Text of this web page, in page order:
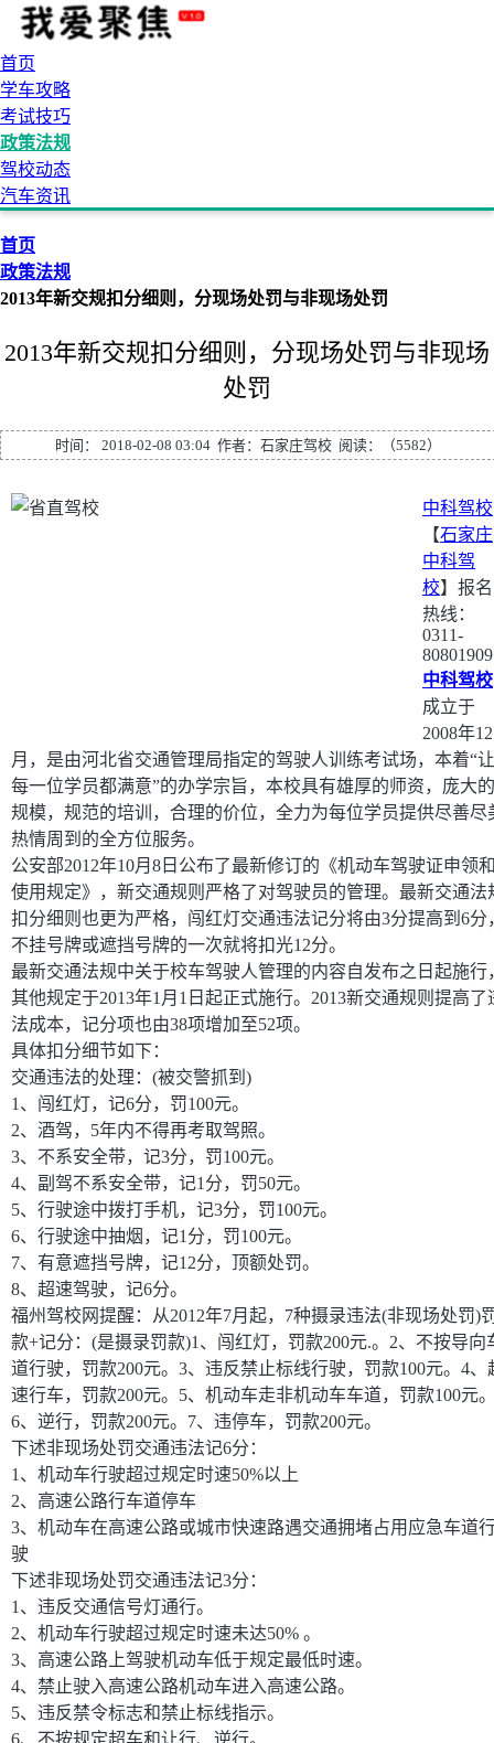
首页
学车攻略
考试技巧
政策法规
驾校动态
汽车资讯
首页
政策法规
2013年新交规扣分细则，分现场处罚与非现场处罚
2013年新交规扣分细则，分现场处罚与非现场
处罚
时间： 2018-02-08 03:04 作者： 石家庄驾校 阅读：（5582）
中科驾校
【石家庄
中科驾
校】报名
热线：
0311-
80801909
中科驾校
成立于
2008年12
月，是由河北省交通管理局指定的驾驶人训练考试场，本着“让
每一位学员都满意”的办学宗旨，本校具有雄厚的师资，庞大的
规模，规范的培训，合理的价位，全力为每位学员提供尽善尽
热情周到的全方位服务。
公安部2012年10月8日公布了最新修订的《机动车驾驶证申领
使用规定》，新交通规则严格了对驾驶员的管理。最新交通法
扣分细则也更为严格，闯红灯交通违法记分将由3分提高到6分
不挂号牌或遮挡号牌的一次就将扣光12分。
最新交通法规中关于校车驾驶人管理的内容自发布之日起施行
其他规定于2013年1月1日起正式施行。2013新交通规则提高了
法成本，记分项也由38项增加至52项。
具体扣分细节如下：
交通违法的处理：(被交警抓到)
1、闯红灯，记6分，罚100元。
2、酒驾，5年内不得再考取驾照。
3、不系安全带，记3分，罚100元。
4、副驾不系安全带，记1分，罚50元。
5、行驶途中拨打手机，记3分，罚100元。
6、行驶途中抽烟，记1分，罚100元。
7、有意遮挡号牌，记12分，顶额处罚。
8、超速驾驶，记6分。
福州驾校网提醒：从2012年7月起，7种摄录违法(非现场处罚)
款+记分：(是摄录罚款)1、闯红灯，罚款200元.。2、不按导向
道行驶，罚款200元。3、违反禁止标线行驶，罚款100元。4、
速行车，罚款200元。5、机动车走非机动车车道，罚款100元
6、逆行，罚款200元。7、违停车，罚款200元。
下述非现场处罚交通违法记6分：
1、机动车行驶超过规定时速50%以上
2、高速公路行车道停车
3、机动车在高速公路或城市快速路遇交通拥堵占用应急车道
驶
下述非现场处罚交通违法记3分：
1、违反交通信号灯通行。
2、机动车行驶超过规定时速未达50% 。
3、高速公路上驾驶机动车低于规定最低时速。
4、禁止驶入高速公路机动车进入高速公路。
5、违反禁令标志和禁止标线指示。
6、不按规定超车和让行、逆行。